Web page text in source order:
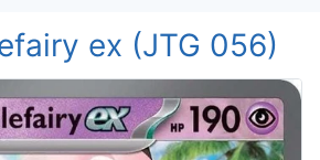
ex (JTG 056)